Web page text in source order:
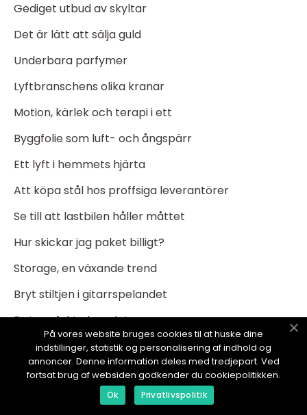
Gediget utbud av skyltar
Det är lätt att sälja guld
Underbara parfymer
Lyftbranschens olika kranar
Motion, kärlek och terapi i ett
Byggfolie som luft- och ångspärr
Ett lyft i hemmets hjärta
Att köpa stål hos proffsiga leverantörer
Se till att lastbilen håller måttet
Hur skickar jag paket billigt?
Storage, en växande trend
Bryt stiltjen i gitarrspelandet
Det perfekta leendet
Vågar för alla tillfällen
Rent vatten i Norrtälje
På vores website bruges cookies til at huske dine
indstillinger, statistik og personalisering af indhold og
annoncer. Denne information deles med tredjepart. Ved
fortsat brug af websiden godkender du cookiepolitikken.
Ok Privatlivspolitik